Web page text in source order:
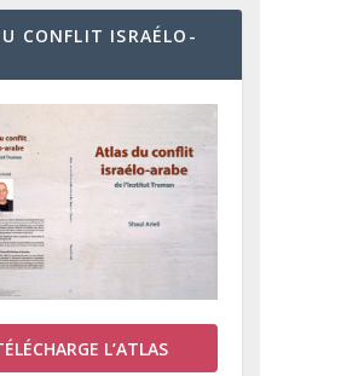
CONFLIT ISRAÉLO-
L’ATLAS